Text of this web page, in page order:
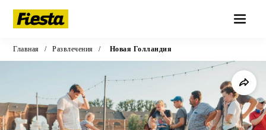
Главная / Развлечения / Новая Голландия